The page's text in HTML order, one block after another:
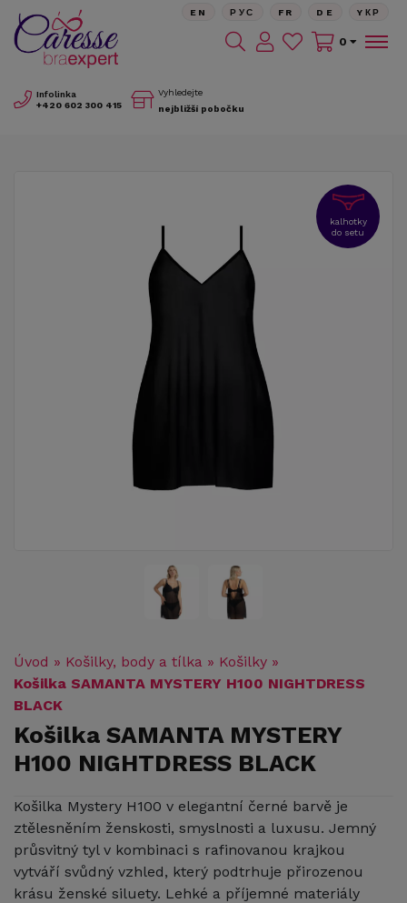
Infolinka
+420 602 300 415
Vyhledejte
nejbližší pobočku
EN РУС FR DE YКР
0
kalhotky
do setu
Úvod » Košilky, body a tílka » Košilky »
Košilka SAMANTA MYSTERY H100 NIGHTDRESS
BLACK
Košilka SAMANTA MYSTERY
H100 NIGHTDRESS BLACK
Košilka Mystery H100 v elegantní černé barvě je
ztělesněním ženskosti, smyslnosti a luxusu. Jemný
průsvitný tyl v kombinaci s rafinovanou krajkou
vytváří svůdný vzhled, který podtrhuje přirozenou
krásu ženské siluety. Lehké a příjemné materiály